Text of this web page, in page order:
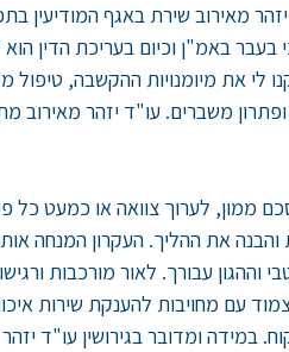
מאירוב שירת באגף המודיעין
בעבר באמ"ן וכיום בעריכת הדין הוא
לי את מיומנויות ההקשבה,
משברים. עו"ד יזהר מאירוב
ממון, לערוך צוואה או כמעט כל
והבנה את ההליך. העקרון המנחה
וההגון עבורך. לאור מורכבות
עם מחויבות להענקת שירות
במידה ומדובר בגירושין עו"ד